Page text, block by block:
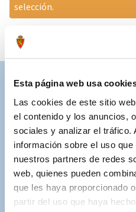
Esta página web usa
Las cookies de este sitio
el contenido y los anuncios,
sociales y analizar el tráfico.
información sobre el uso
nuestros partners de redes
web, quienes pueden
que les haya proporcionado
partir del uso que haya
selección.
ASISTENCIA
Contacta con nosotros
ENVÍOS GRATUITOS
Por compras
COMPRAS SEGURAS
Plataforma de pago
PayPal.